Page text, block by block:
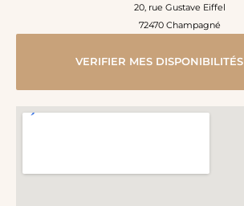
20, rue Gustave Eiffel
72470 Champagné
VERIFIER MES DISPONIBILITÉS